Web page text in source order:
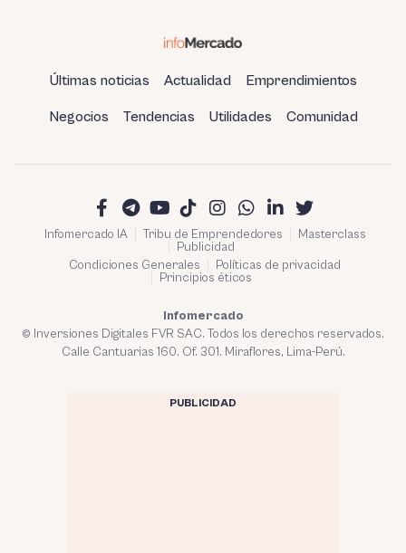
Últimas noticias Actualidad Emprendimientos
Negocios Tendencias Utilidades Comunidad
Infomercado IA Tribu de Emprendedores
Masterclass
Publicidad
Condiciones Generales
Políticas de privacidad
Principios éticos
Infomercado
© Inversiones Digitales FVR SAC. Todos los derechos reservados.
Calle Cantuarias 160. Of. 301. Miraflores, Lima-Perú.
PUBLICIDAD